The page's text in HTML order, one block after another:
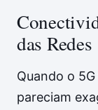
das Redes
Quando o
pareciam